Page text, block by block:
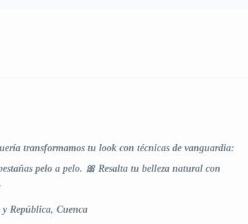
transformamos tu look con técnicas de vanguardia:
pelo a pelo. 🎀 Resalta tu belleza natural con
República, Cuenca